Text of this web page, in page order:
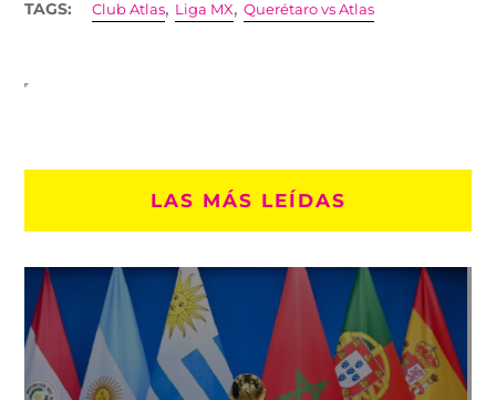
TAGS: Club Atlas, Liga MX,Querétaro vs Atlas
LAS MÁS LEÍDAS